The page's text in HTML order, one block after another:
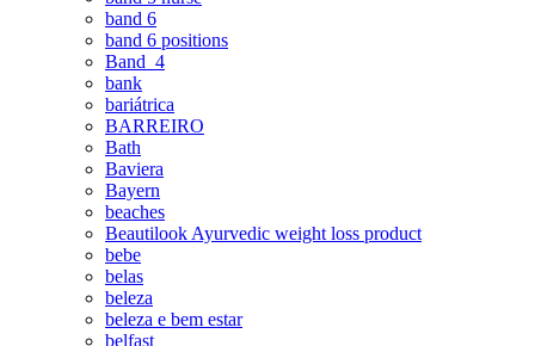
band 6
band 6 positions
Band_4
bank
bariátrica
BARREIRO
Bath
Baviera
Bayern
beaches
Beautilook Ayurvedic weight loss product
bebe
belas
beleza
beleza e bem estar
belfast